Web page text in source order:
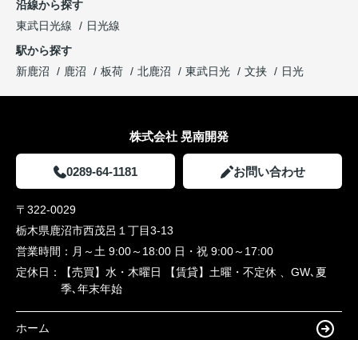
沿線から探す
東武日光線
日光線
駅から探す
新鹿沼
鹿沼 板荷 北鹿沼 東武日光 文挟 日光
株式会社 晃南開発
0289-64-1181 お問い合わせ
〒322-0029
栃木県鹿沼市西茂呂１丁目3-13
営業時間： 月～土 9:00～18:00 日・祝 9:00～17:00
定休日：
【売買】水・木曜日 【賃貸】土曜・不定休 、GW､夏
季､年末年始
ホーム